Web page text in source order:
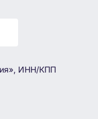
ИНН/КПП